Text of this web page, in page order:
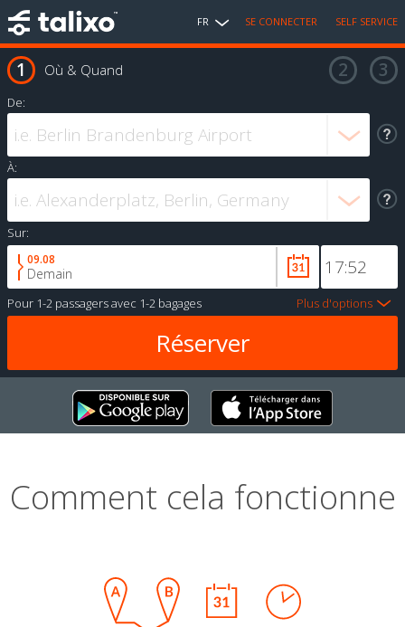
FR SE CONNECTER SELF SERVICE
Où & Quand
De:
À:
Sur:
09.08
Demain
Pour 1-2 passagersavec 1-2 bagages Plus d'options
Comment cela fonctionne